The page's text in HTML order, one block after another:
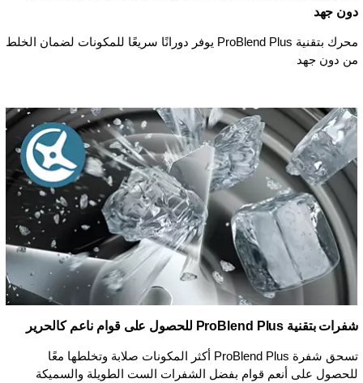
دون جهد
محرك بتقنية ProBlend Plus يوفر دورانًا سريعًا للمكونات لضمان الخلط
من دون جهد
شفرات بتقنية ProBlend Plus للحصول على قوام ناعم كالحرير
تسحق شفرة ProBlend Plus أكثر المكونات صلابة وتخلطها معًا
للحصول على أنعم قوام بفضل الشفرات الست الطويلة والسميكة